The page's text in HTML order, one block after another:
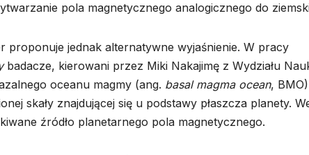
pola magnetycznego analogicznego do
proponuje jednak alternatywne wyjaśnienie. W pracy
badacze, kierowani przez Miki Nakajimę z Wydziału
oceanu magmy (ang. basal magma ocean,
skały znajdującej się u podstawy płaszcza planety.
źródło planetarnego pola magnetycznego.